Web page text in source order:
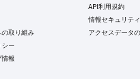
の取り組み
シー
報
API利用規約
情報セキュリテ
アクセスデータ